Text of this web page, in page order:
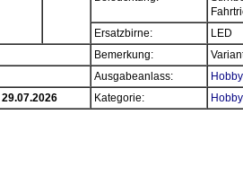
Ersatzbirne:
LED
Bemerkung:
Ausgabeanlass:
29.07.2026 Kategorie: